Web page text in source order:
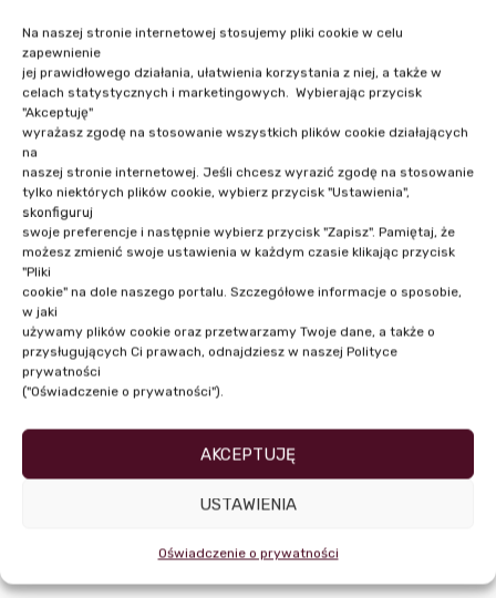
Na naszej stronie internetowej stosujemy pliki cookie w celu
zapewnienie
jej prawidłowego działania, ułatwienia korzystania z niej, a także w
celach statystycznych i marketingowych. Wybierając przycisk
"Akceptuję"
wyrażasz zgodę na stosowanie wszystkich plików cookie działających
na
naszej stronie internetowej. Jeśli chcesz wyrazić zgodę na stosowanie
tylko niektórych plików cookie, wybierz przycisk "Ustawienia",
skonfiguruj
swoje preferencje i następnie wybierz przycisk "Zapisz". Pamiętaj, że
możesz zmienić swoje ustawienia w każdym czasie klikając przycisk
"Pliki
cookie" na dole naszego portalu. Szczegółowe informacje o sposobie,
w jaki
używamy plików cookie oraz przetwarzamy Twoje dane, a także o
przysługujących Ci prawach, odnajdziesz w naszej Polityce
prywatności
("Oświadczenie o prywatności").
AKCEPTUJĘ
USTAWIENIA
Oświadczenie o prywatności
Obecnie zajmuję się inicjatywami
związanymi ze wspieraniem
różnorodności oraz budowania
przyjaznego (inkluzywnego) miejsca
pracy tak, aby każdy z pracowników
banku mógł powiedzieć „jestem u
siebie”. W codziennej pracy dbam o
dobrą atmosferę, wzajemne zaufanie,
wymianę doświadczeń i twórczy
zapał.
NASI PRELEGENCI